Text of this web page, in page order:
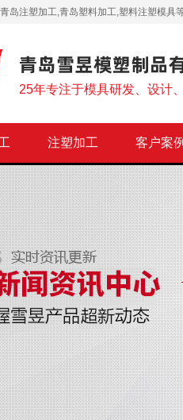
岛注塑加工,青岛塑料加工,塑料注塑模具
25年专注于模具研发、设计
注塑加工 客户案例